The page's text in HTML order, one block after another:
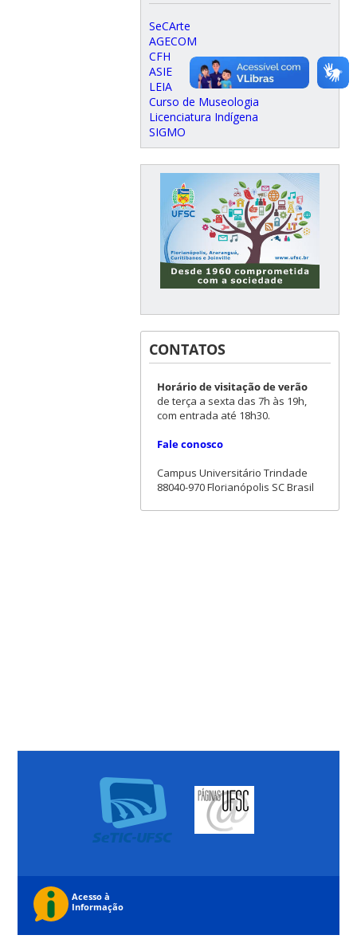
SeCArte
AGECOM
CFH
ASIE
LEIA
Curso de Museologia
Licenciatura Indígena
SIGMO
CONTATOS
Horário de visitação de verão
de terça a sexta das 7h às 19h,
com entrada até 18h30.
Fale conosco
Campus Universitário Trindade
88040-970 Florianópolis SC Brasil